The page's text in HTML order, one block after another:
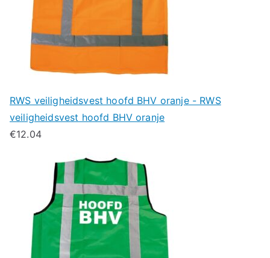
RWS veiligheidsvest hoofd BHV oranje - RWS
veiligheidsvest hoofd BHV oranje
€12.04